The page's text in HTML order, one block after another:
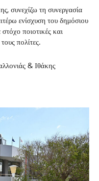
συνεχίζω τη συνεργασία
ενίσχυση του δημόσιου
ποιοτικές και
πολίτες.
& Ιθάκης